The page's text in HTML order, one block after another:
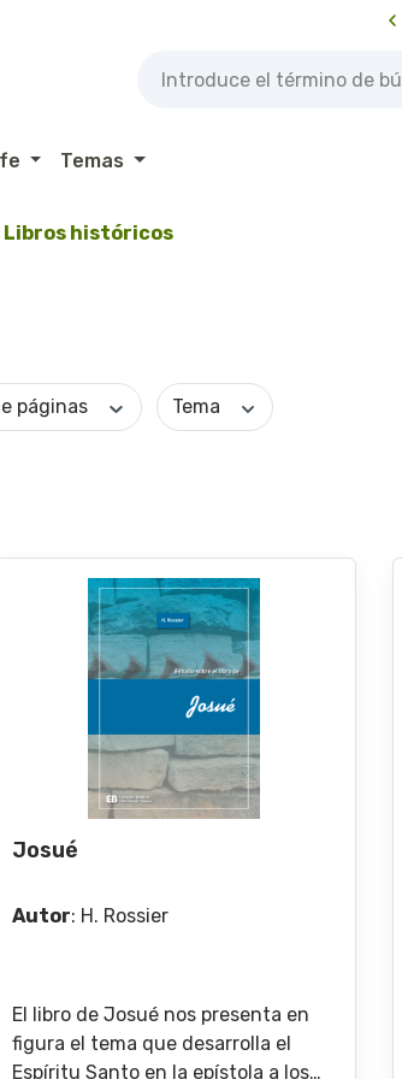
Temas
Libros históricos
páginas Tema
Josué
Autor: H. Rossier
El libro de Josué nos presenta en
figura el tema que desarrolla el
Espíritu Santo en la epístola a los